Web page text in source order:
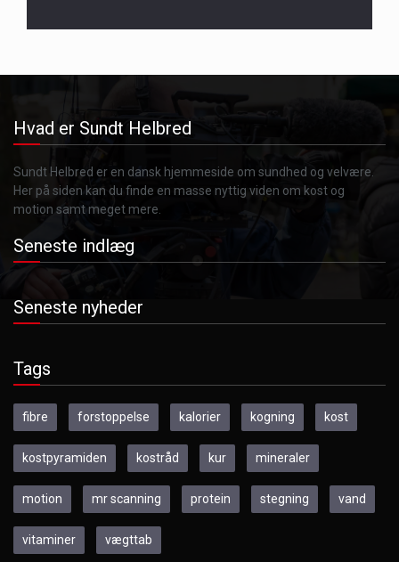
Hvad er Sundt Helbred
Sundt Helbred er en dansk hjemmeside om sundhed og velvære.
Her på siden kan du finde en masse nyttig viden om kost og
motion samt meget mere.
Seneste indlæg
Seneste nyheder
Tags
fibre forstoppelse kalorier kogning kost
kostpyramiden kostråd kur mineraler
motion mr scanning protein stegning vand
vitaminer vægttab